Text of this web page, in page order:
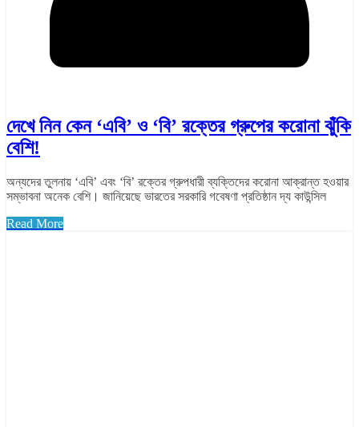
দেখে নিন কেন ‘এবি’ ও ‘বি’ রক্তের গ্রুপের করোনা ঝুঁকি
বেশি!
অন্যদের তুলনায় ‘এবি’ এবং ‘বি’ রক্তের গ্রুপধারী ব্যক্তিদের করোনা আক্রান্ত হওয়ার
সম্ভাবনা অনেক বেশি। জানিয়েছে ভারতের সরকারি গবেষণা প্রতিষ্ঠান দ্য কাউন্সিল
Read More